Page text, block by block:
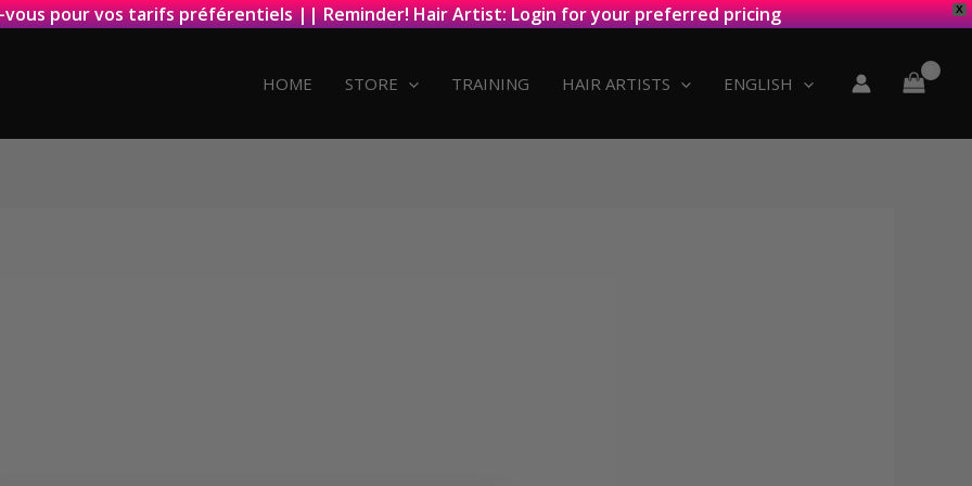
X
vous pour vos tarifs préférentiels || Reminder! Hair Artist: Login for your preferred pricing
HOME STORE TRAINING HAIR ARTISTS ENGLISH